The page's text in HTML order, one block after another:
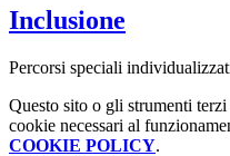
Inclusione
Percorsi speciali
Questo sito o gli strumenti
cookie necessari al
COOKIE POLICY.